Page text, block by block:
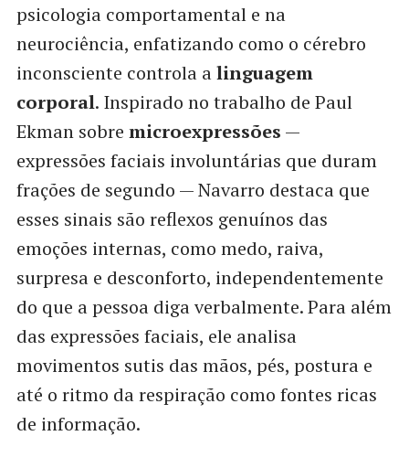
psicologia comportamental e na
neurociência, enfatizando como o cérebro
inconsciente controla alinguagem
corporal. Inspirado no trabalho de Paul
Ekman sobre microexpressões —
expressões faciais involuntárias que duram
frações de segundo — Navarro destaca que
esses sinais são reflexos genuínos das
emoções internas, como medo, raiva,
surpresa e desconforto, independentemente
do que a pessoa diga verbalmente. Para além
das expressões faciais, ele analisa
movimentos sutis das mãos, pés, postura e
até o ritmo da respiração como fontes ricas
de informação.